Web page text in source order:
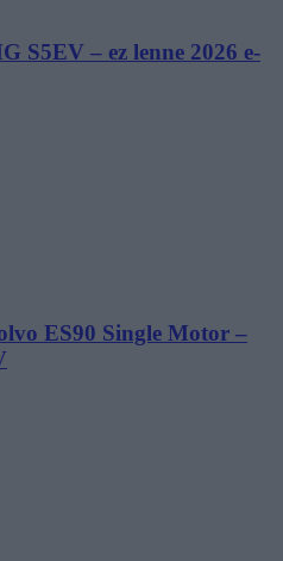
S5EV – ez lenne 2026 e-
ES90 Single Motor –